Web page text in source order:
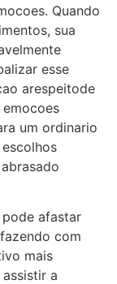
Quando
sua
esse
arespeitode
um ordinario
afastar
com
mais
a